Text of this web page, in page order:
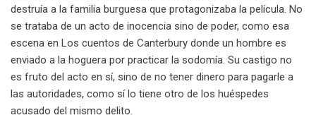
destruía a la familia burguesa que protagonizaba la película. No
se trataba de un acto de inocencia sino de poder, como esa
escena en Los cuentos de Canterbury donde un hombre es
enviado a la hoguera por practicar la sodomía. Su castigo no
es fruto del acto en sí, sino de no tener dinero para pagarle a
las autoridades, como sí lo tiene otro de los huéspedes
acusado del mismo delito.